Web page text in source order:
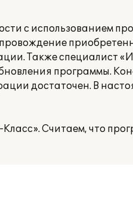
с использованием
Также специалист
программы.
достаточен. В
Считаем, что